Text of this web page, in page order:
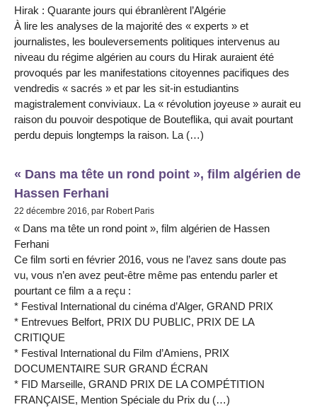
Hirak : Quarante jours qui ébranlèrent l’Algérie
À lire les analyses de la majorité des « experts » et
journalistes, les bouleversements politiques intervenus au
niveau du régime algérien au cours du Hirak auraient été
provoqués par les manifestations citoyennes pacifiques des
vendredis « sacrés » et par les sit-in estudiantins
magistralement conviviaux. La « révolution joyeuse » aurait eu
raison du pouvoir despotique de Bouteflika, qui avait pourtant
perdu depuis longtemps la raison. La (…)
« Dans ma tête un rond point », film algérien de
Hassen Ferhani
22 décembre 2016, par Robert Paris
« Dans ma tête un rond point », film algérien de Hassen
Ferhani
Ce film sorti en février 2016, vous ne l’avez sans doute pas
vu, vous n’en avez peut-être même pas entendu parler et
pourtant ce film a a reçu :
* Festival International du cinéma d’Alger, GRAND PRIX
* Entrevues Belfort, PRIX DU PUBLIC, PRIX DE LA
CRITIQUE
* Festival International du Film d’Amiens, PRIX
DOCUMENTAIRE SUR GRAND ÉCRAN
* FID Marseille, GRAND PRIX DE LA COMPÉTITION
FRANÇAISE, Mention Spéciale du Prix du (…)